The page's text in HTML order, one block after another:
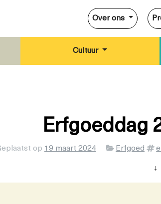
Over ons
Cultuur
Erfgoeddag
op 19 maart 2024 Categorieën
Erfgoed
↓